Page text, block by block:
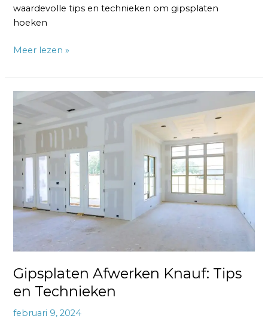
waardevolle tips en technieken om gipsplaten
hoeken
Meer lezen »
Gipsplaten Afwerken Knauf: Tips
en Technieken
februari 9, 2024
Gipsplaten
Knauf:
en
Technieken